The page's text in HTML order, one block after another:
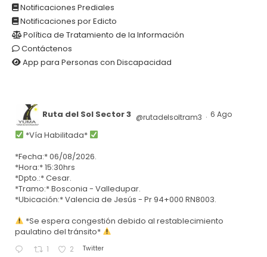
Notificaciones Prediales
Notificaciones por Edicto
Política de Tratamiento de la Información
Contáctenos
App para Personas con Discapacidad
Ruta del Sol Sector 3 @rutadelsoltram3 · 6 Ago
*Vía Habilitada*
*Fecha:* 06/08/2026.
*Hora:* 15:30hrs
*Dpto.:* Cesar.
*Tramo:* Bosconia - Valledupar.
*Ubicación:* Valencia de Jesús - Pr 94+000 RN8003.
*Se espera congestión debido al restablecimiento
paulatino del tránsito*
1 2 Twitter